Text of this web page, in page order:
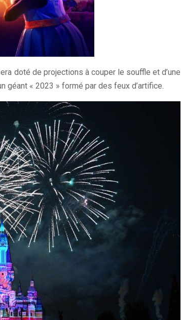
doté de projections à couper le souffle et d’une
géant « 2023 » formé par des feux d’artifice.